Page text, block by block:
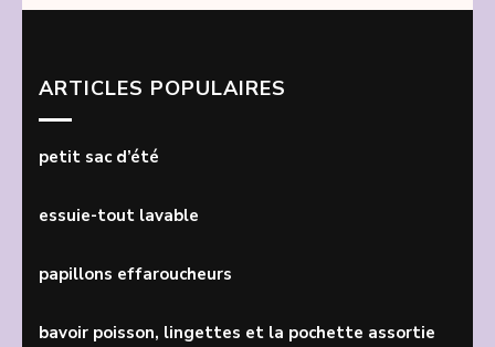
ARTICLES POPULAIRES
petit sac d’été
essuie-tout lavable
papillons effaroucheurs
bavoir poisson, lingettes et la pochette assortie